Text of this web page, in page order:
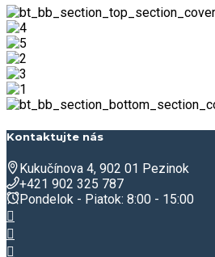
Kontaktujte nás
Kukučínova 4, 902 01 Pezinok
+421 902 325 787
Pondelok - Piatok: 8:00 - 15:00